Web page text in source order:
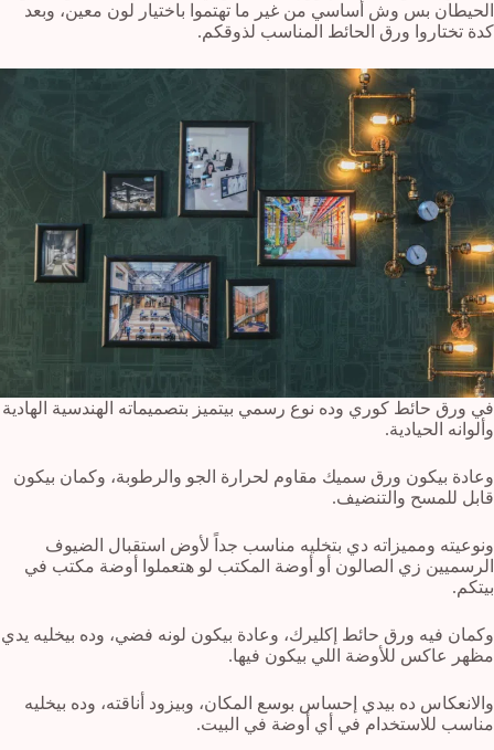
الحيطان بس وش أساسي من غير ما تهتموا باختيار لون معين، وبعد
كدة تختاروا ورق الحائط المناسب لذوقكم.
في ورق حائط كوري وده نوع رسمي بيتميز بتصميماته الهندسية الهادية
وألوانه الحيادية.
وعادة بيكون ورق سميك مقاوم لحرارة الجو والرطوبة، وكمان بيكون
قابل للمسح والتنضيف.
ونوعيته ومميزاته دي بتخليه مناسب جداً لأوض استقبال الضيوف
الرسميين زي الصالون أو أوضة المكتب لو هتعملوا أوضة مكتب في
بيتكم.
وكمان فيه ورق حائط إكليرك، وعادة بيكون لونه فضي، وده بيخليه يدي
مظهر عاكس للأوضة اللي بيكون فيها.
والانعكاس ده بيدي إحساس بوسع المكان، وبيزود أناقته، وده بيخليه
مناسب للاستخدام في أي أوضة في البيت.